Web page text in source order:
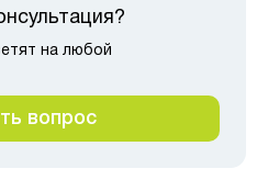
на любой
вопрос